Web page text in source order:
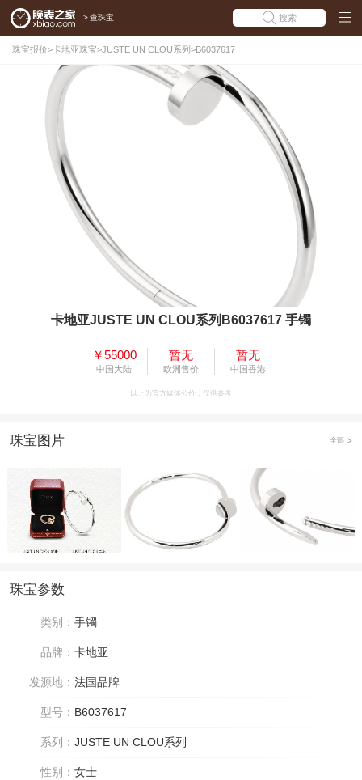
> 查珠宝 搜索
珠宝报价>卡地亚珠宝>JUSTE UN CLOU系列 >B6037617
卡地亚JUSTE UN CLOU系列B6037617 手镯
￥55000
中国大陆
暂无
欧洲售价
暂无
中国香港
以上为官方媒体公价，仅供参考
珠宝图片 全部
珠宝参数
类别： 手镯
品牌： 卡地亚
发源地： 法国品牌
型号： B6037617
系列： JUSTE UN CLOU系列
性别： 女士